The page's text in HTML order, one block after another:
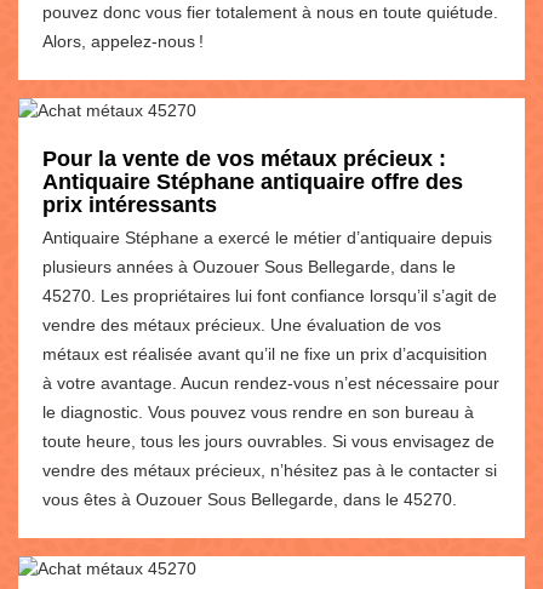
pouvez donc vous fier totalement à nous en toute quiétude.
Alors, appelez-nous !
Pour la vente de vos métaux précieux :
Antiquaire Stéphane antiquaire offre des
prix intéressants
Antiquaire Stéphane a exercé le métier d’antiquaire depuis
plusieurs années à Ouzouer Sous Bellegarde, dans le
45270. Les propriétaires lui font confiance lorsqu’il s’agit de
vendre des métaux précieux. Une évaluation de vos
métaux est réalisée avant qu’il ne fixe un prix d’acquisition
à votre avantage. Aucun rendez-vous n’est nécessaire pour
le diagnostic. Vous pouvez vous rendre en son bureau à
toute heure, tous les jours ouvrables. Si vous envisagez de
vendre des métaux précieux, n’hésitez pas à le contacter si
vous êtes à Ouzouer Sous Bellegarde, dans le 45270.